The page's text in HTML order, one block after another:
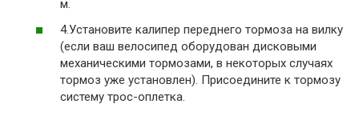
м.
4.Установите калипер переднего тормоза на вилку
(если ваш велосипед оборудован дисковыми
механическими тормозами, в некоторых случаях
тормоз уже установлен). Присоедините к тормозу
систему трос-оплетка.